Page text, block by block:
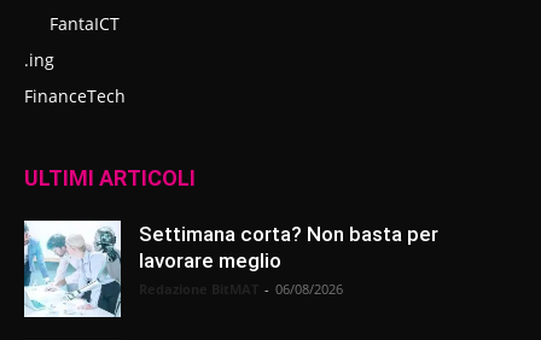
FantaICT
.ing
FinanceTech
ULTIMI ARTICOLI
Settimana corta? Non basta per
lavorare meglio
- 06/08/2026